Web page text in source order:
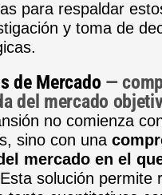
para respaldar
y toma de
de Mercado —
del mercado
no comienza
sino con una
mercado en el
solución permite